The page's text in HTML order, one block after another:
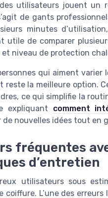
utilisateurs jouent un
de gants
minutes
utile de comparer
et niveau de protection
qui aiment
reste la meilleure option.
ce qui simplifie la
expliquant comment
de nouvelles idées tout en
fréquentes
d’entretien
utilisateurs sous
coiffure. L’une des